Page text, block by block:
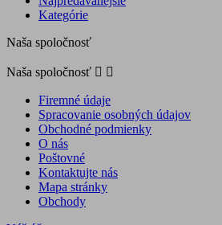
Kategórie
Naša spoločnosť
Naša spoločnosť  
Firemné údaje
Spracovanie osobných údajov
Obchodné podmienky
O nás
Poštovné
Kontaktujte nás
Mapa stránky
Obchody